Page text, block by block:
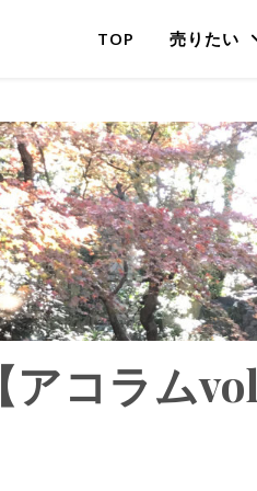
TOP 売りたい
【アコラム